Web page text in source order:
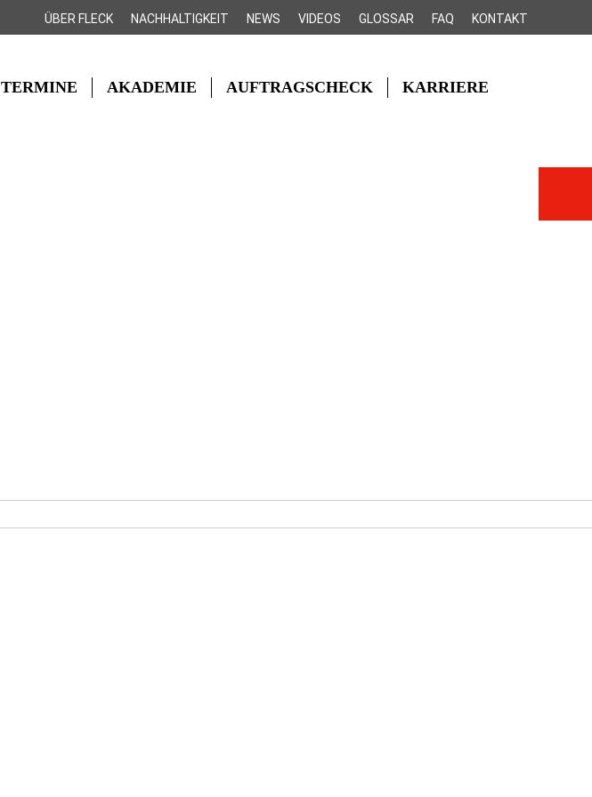
ÜBER FLECK NACHHALTIGKEIT NEWS VIDEOS GLOSSAR FAQ KONTAKT
TERMINE AKADEMIE AUFTRAGSCHECK KARRIERE